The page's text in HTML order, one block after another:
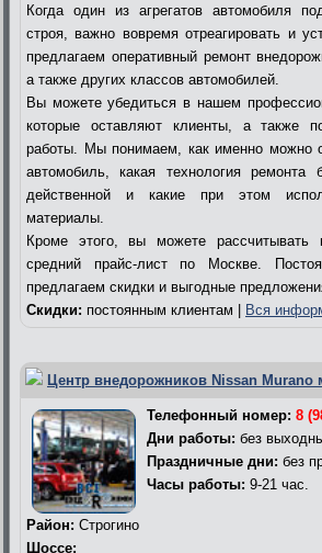
Когда один из агрегатов автомобиля
строя, важно вовремя отреагировать и
предлагаем оперативный ремонт
а также других классов автомобилей.
Вы можете убедиться в нашем
которые оставляют клиенты, а также
работы. Мы понимаем, как именно можно
автомобиль, какая технология ремонта
действенной и какие при этом
материалы.
Кроме этого, вы можете рассчитывать
средний прайс-лист по Москве.
предлагаем скидки и выгодные
Скидки: постоянным клиентам | Вся
Центр внедорожников Nissan Murano
Телефонный номер: 8
Дни работы: без
Праздничные дни: без
Часы работы: 9-21 час.
Район: Строгино
Шоссе: